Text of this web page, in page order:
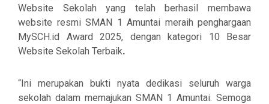
Website Sekolah
yang telah berhasil membawa
website resmi SMAN 1 Amuntai meraih penghargaan
MySCH.id Award 2025, dengan kategori 10 Besar
Website Sekolah Terbaik.
“Ini merupakan bukti nyata dedikasi seluruh warga
sekolah dalam memajukan SMAN 1 Amuntai. Semoga